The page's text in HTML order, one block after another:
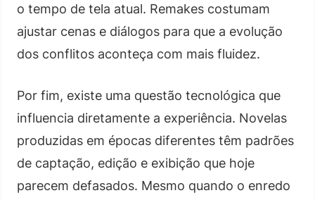
o tempo de tela atual. Remakes costumam
ajustar cenas e diálogos para que a evolução
dos conflitos aconteça com mais fluidez.
Por fim, existe uma questão tecnológica que
influencia diretamente a experiência. Novelas
produzidas em épocas diferentes têm padrões
de captação, edição e exibição que hoje
parecem defasados. Mesmo quando o enredo